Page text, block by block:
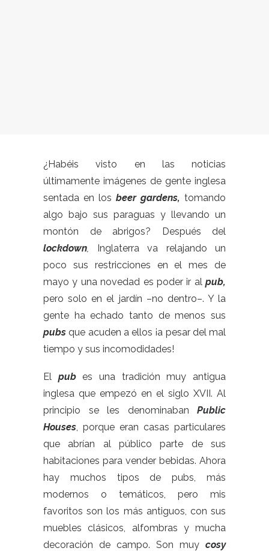
¿Habéis visto en las noticias
últimamente imágenes de gente inglesa
sentada en los beer gardens, tomando
algo bajo sus paraguas y llevando un
montón de abrigos? Después del
lockdown, Inglaterra va relajando un
poco sus restricciones en el mes de
mayo y una novedad es poder ir al pub,
pero solo en el jardín –no dentro–. Y la
gente ha echado tanto de menos sus
pubs que acuden a ellos ¡a pesar del mal
tiempo y sus incomodidades!
El pubes una tradición muy antigua
inglesa que empezó en el siglo XVII. Al
principio se les denominaban Public
Houses, porque eran casas particulares
que abrían al público parte de sus
habitaciones para vender bebidas. Ahora
hay muchos tipos de pubs, más
modernos o temáticos, pero mis
favoritos son los más antiguos, con sus
muebles clásicos, alfombras y mucha
decoración de campo. Son muy cosy